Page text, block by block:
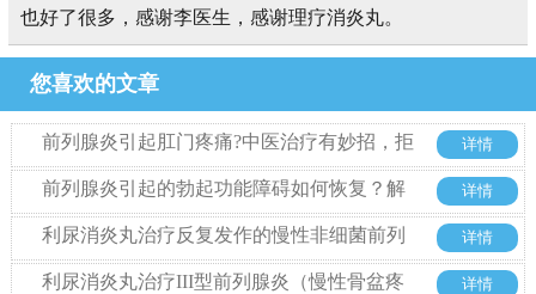
也好了很多，感谢李医生，感谢理疗消炎丸。
您喜欢的文章
前列腺炎引起肛门疼痛?中医治疗有妙招，拒
绝西药也能好
详情
前列腺炎引起的勃起功能障碍如何恢复？解
析中药利尿消炎丸的治疗优势
详情
利尿消炎丸治疗反复发作的慢性非细菌前列
腺炎的优势
详情
利尿消炎丸治疗III型前列腺炎（慢性骨盆疼
详情